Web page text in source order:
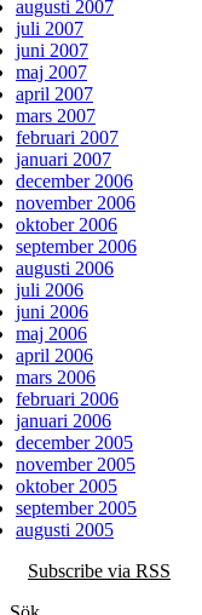
augusti 2007
juli 2007
juni 2007
maj 2007
april 2007
mars 2007
februari 2007
januari 2007
december 2006
november 2006
oktober 2006
september 2006
augusti 2006
juli 2006
juni 2006
maj 2006
april 2006
mars 2006
februari 2006
januari 2006
december 2005
november 2005
oktober 2005
september 2005
augusti 2005
Subscribe via RSS